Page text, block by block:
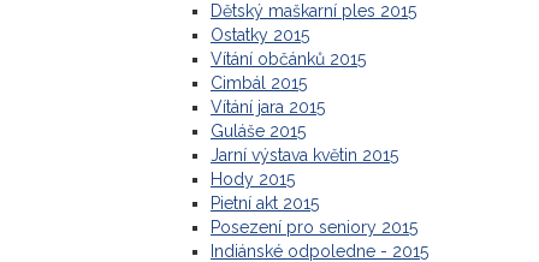
Dětský maškarní ples 2015
Ostatky 2015
Vítání občánků 2015
Cimbál 2015
Vítání jara 2015
Guláše 2015
Jarní výstava květin 2015
Hody 2015
Pietní akt 2015
Posezení pro seniory 2015
Indiánské odpoledne - 2015